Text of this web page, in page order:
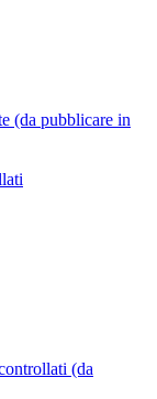
(da pubblicare in
(da